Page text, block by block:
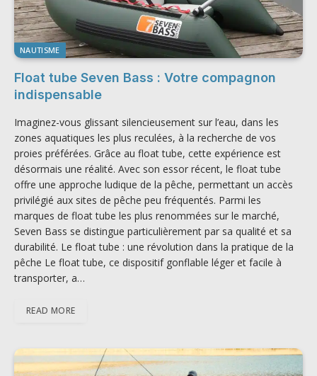
NAUTISME
Float tube Seven Bass : Votre compagnon
indispensable
Imaginez-vous glissant silencieusement sur l’eau, dans les
zones aquatiques les plus reculées, à la recherche de vos
proies préférées. Grâce au float tube, cette expérience est
désormais une réalité. Avec son essor récent, le float tube
offre une approche ludique de la pêche, permettant un accès
privilégié aux sites de pêche peu fréquentés. Parmi les
marques de float tube les plus renommées sur le marché,
Seven Bass se distingue particulièrement par sa qualité et sa
durabilité. Le float tube : une révolution dans la pratique de la
pêche Le float tube, ce dispositif gonflable léger et facile à
transporter, a…
READ MORE